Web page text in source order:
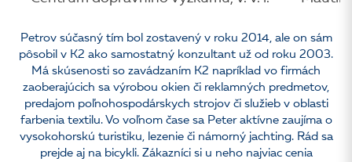
Petrov súčasný tím bol zostavený v roku 2014, ale on sám
pôsobil v K2 ako samostatný konzultant už od roku 2003.
Má skúsenosti so zavádzaním K2 napríklad vo firmách
zaoberajúcich sa výrobou okien či reklamných predmetov,
predajom poľnohospodárskych strojov či služieb v oblasti
farbenia textilu. Vo voľnom čase sa Peter aktívne zaujíma o
vysokohorskú turistiku, lezenie či námorný jachting. Rád sa
prejde aj na bicykli. Zákazníci si u neho najviac cenia